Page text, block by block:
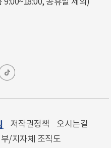
9:00~18:00, 공휴일 제외)
저작권정책
오시는길
/지자체 조직도